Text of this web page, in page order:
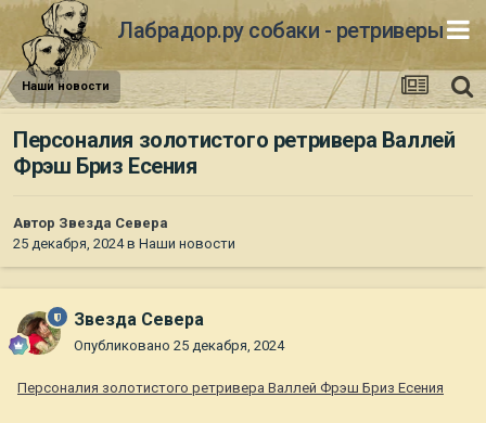
Лабрадор.ру собаки - ретриверы
Наши новости
Персоналия золотистого ретривера Валлей
Фрэш Бриз Есения
Автор Звезда Севера
25 декабря, 2024в Наши новости
Звезда Севера
Опубликовано 25 декабря, 2024
Персоналия золотистого ретривера Валлей Фрэш Бриз Есения